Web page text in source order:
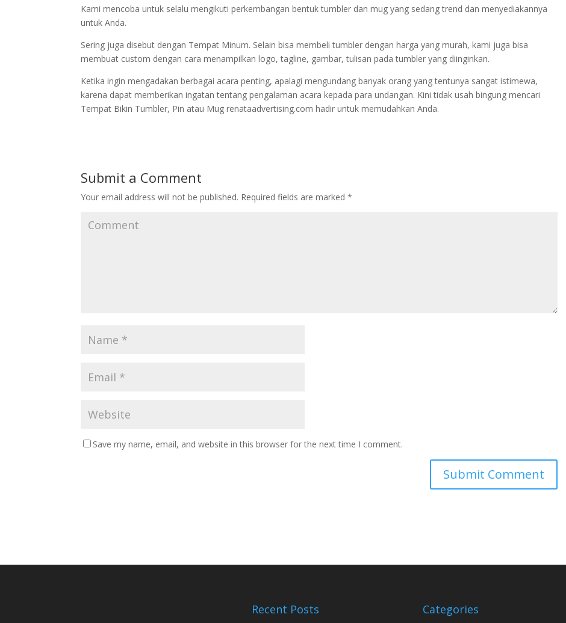
Kami mencoba untuk selalu mengikuti perkembangan bentuk tumbler dan mug yang sedang trend dan menyediakannya
untuk Anda.
Sering juga disebut dengan Tempat Minum. Selain bisa membeli tumbler dengan harga yang murah, kami juga bisa
membuat custom dengan cara menampilkan logo, tagline, gambar, tulisan pada tumbler yang diinginkan.
Ketika ingin mengadakan berbagai acara penting, apalagi mengundang banyak orang yang tentunya sangat istimewa,
karena dapat memberikan ingatan tentang pengalaman acara kepada para undangan. Kini tidak usah bingung mencari
Tempat Bikin Tumbler, Pin atau Mug renataadvertising.com hadir untuk memudahkan Anda.
Submit a Comment
Your email address will not be published. Required fields are marked*
Save my name, email, and website in this browser for the next time I comment.
Recent Posts Categories